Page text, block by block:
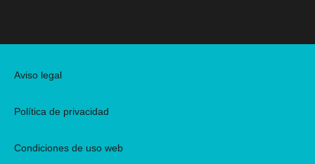
Aviso legal
Política de privacidad
Condiciones de uso web